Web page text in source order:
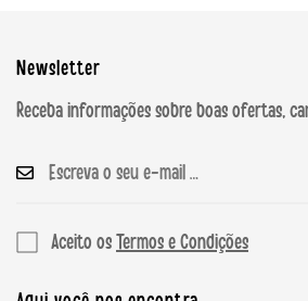
Newsletter
Receba informações sobre boas ofertas,
Aceito os Termos e Condições